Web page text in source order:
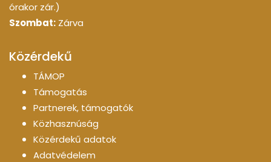
órakor zár.)
Szombat: Zárva
Közérdekű
TÁMOP
Támogatás
Partnerek, támogatók
Közhasznúság
Közérdekű adatok
Adatvédelem